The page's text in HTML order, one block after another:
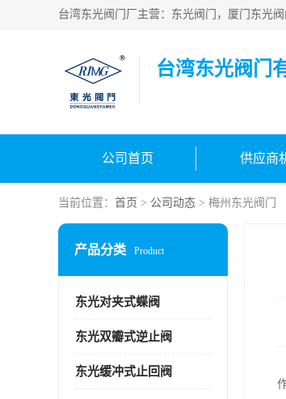
台湾东光阀门
公司首页 供应商
当前位置： 首页 > 公司动态 > 梅州东光阀门
产品分类 Product
东光对夹式蝶阀
东光双瓣式逆止阀
东光缓冲式止回阀